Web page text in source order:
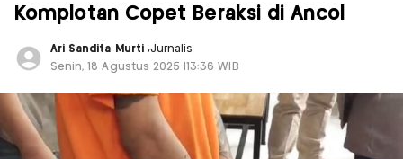
Komplotan Copet Beraksi di Ancol
Ari Sandita Murti ,Jurnalis
Senin, 18 Agustus 2025 |13:36 WIB